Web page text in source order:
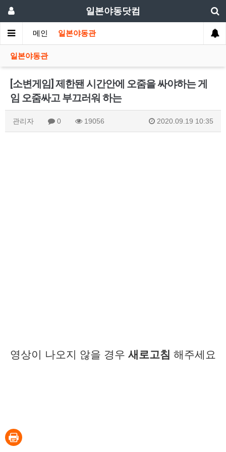
일본야동닷컴
메인 일본야동관
일본야동관
[소변게임] 제한됀 시간안에 오줌을 싸야하는 게
임 오줌싸고 부끄러워 하는
관리자 0 19056 2020.09.19 10:35
영상이 나오지 않을 경우 새로고침 해주세요